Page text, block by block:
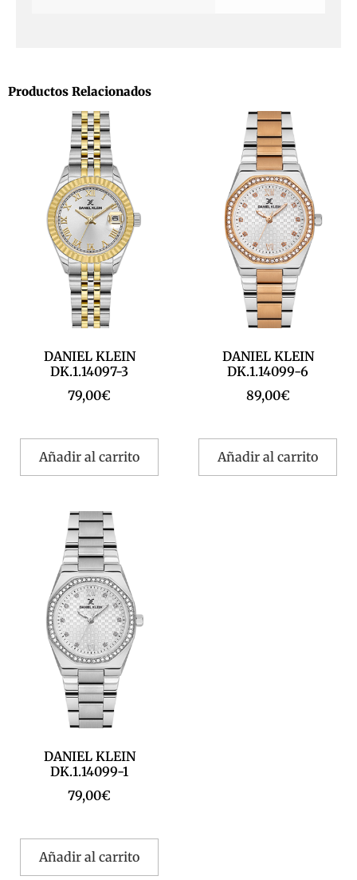
Productos Relacionados
DANIEL KLEIN
DK.1.14097-3
79,00€
Añadir al carrito
DANIEL KLEIN
DK.1.14099-6
89,00€
Añadir al carrito
DANIEL KLEIN
DK.1.14099-1
79,00€
Añadir al carrito